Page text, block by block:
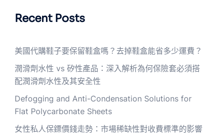
Recent Posts
美國代購鞋子要保留鞋盒嗎？去掉鞋盒能省多少運費？
潤滑劑水性 vs 矽性產品：深入解析為何保險套必須搭
配潤滑劑水性及其安全性
Defogging and Anti-Condensation Solutions for
Flat Polycarbonate Sheets
女性私人保鏢價錢走勢：市場稀缺性對收費標準的影響